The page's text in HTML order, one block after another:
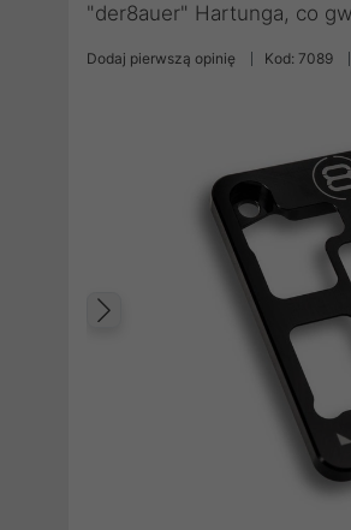
"der8auer" Hartunga, co
Dodaj pierwszą opinię Kod: 7089
Poprzedni